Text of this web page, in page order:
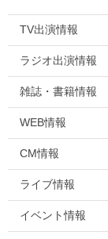
TV出演情報
ラジオ出演情報
雑誌・書籍情報
WEB情報
CM情報
ライブ情報
イベント情報